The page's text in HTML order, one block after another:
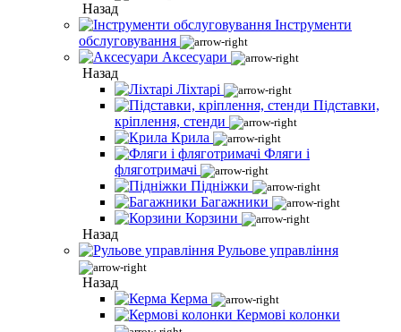
Назад
Інструменти
обслуговування
Аксесуари
Назад
Ліхтарі
Підставки,
кріплення, стенди
Крила
Фляги і
фляготримачі
Підніжки
Багажники
Корзини
Назад
Рульове управління
Назад
Керма
Кермові колонки